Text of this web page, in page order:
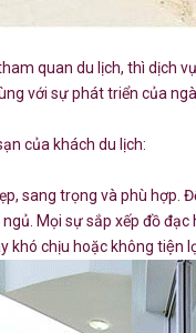
quan du lịch, thì
với sự phát triển của
của khách du lịch:
sang trọng và phù
Mọi sự sắp xếp đồ
khó chịu hoặc không tiện